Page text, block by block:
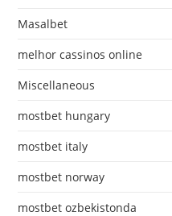
Masalbet
melhor cassinos online
Miscellaneous
mostbet hungary
mostbet italy
mostbet norway
mostbet ozbekistonda